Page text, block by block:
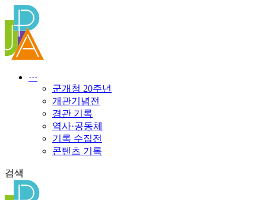
텐
로
건
···
군개청 20주년
개관기념전
경관 기록
역사·공동체
기록 수집전
콘텐츠 기록
검색